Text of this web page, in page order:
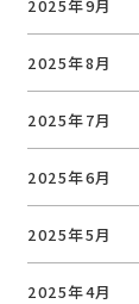
2025年9月
2025年8月
2025年7月
2025年6月
2025年5月
2025年4月